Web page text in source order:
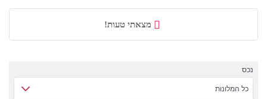
מצאתי טעות!
נכס
כל המלונות